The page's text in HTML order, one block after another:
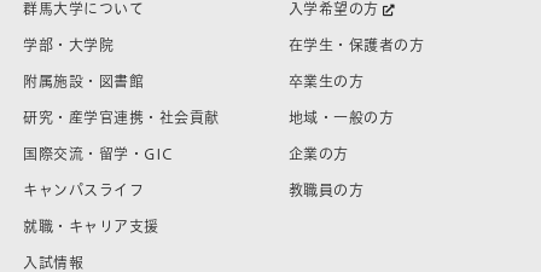
群馬大学について
学部・大学院
附属施設・図書館
研究・産学官連携・社会貢献
国際交流・留学・GIC
キャンパスライフ
就職・キャリア支援
入試情報
入学希望の方
在学生・保護者の方
卒業生の方
地域・一般の方
企業の方
教職員の方